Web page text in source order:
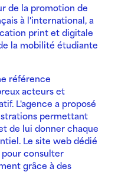
de la promotion de
à l'international, a
print et digitale
la mobilité étudiante
référence
acteurs et
L'agence a proposé
permettant
de lui donner chaque
Le site web dédié
consulter
grâce à des